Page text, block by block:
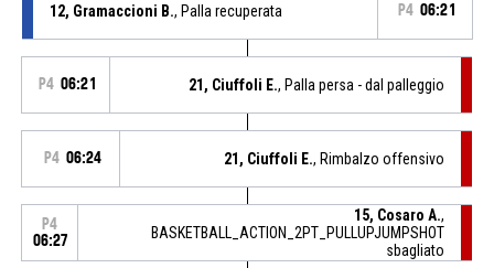
12, Gramaccioni B., Palla recuperata P4 06:21
P4 06:21 21, Ciuffoli E., Palla persa - dal palleggio
P4 06:24 21, Ciuffoli E., Rimbalzo offensivo
P4
06:27
15, Cosaro A.,
BASKETBALL_ACTION_2PT_PULLUPJUMPSHOT
sbagliato